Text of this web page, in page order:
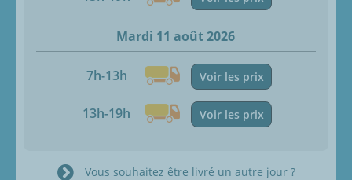
Mardi 11 août 2026
7h-13h Voir les prix
13h-19h Voir les prix
Vous souhaitez être livré un autre jour ?